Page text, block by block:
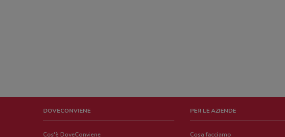
DOVECONVIENE
Cos'è DoveConviene
PER LE AZIENDE
Cosa facciamo